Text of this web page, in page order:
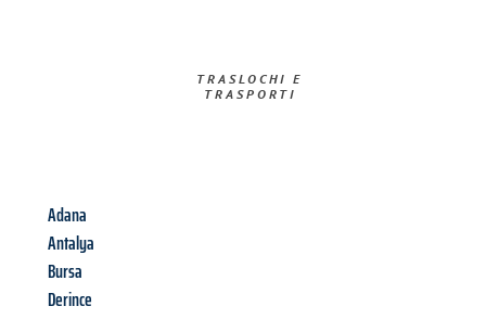
TRASLOCHI E
TRASPORTI​
Adana
Antalya
Bursa
Derince